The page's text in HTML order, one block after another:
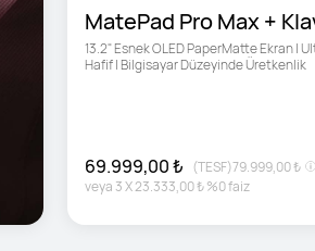
MatePad Pro Max +
13.2" Esnek OLED PaperMatte Ekran |
Hafif | Bilgisayar Düzeyinde Üretkenlik
69.999,00 ₺ (TESF)79.999,00 ₺
veya 3X23.333,00 ₺%0 faiz